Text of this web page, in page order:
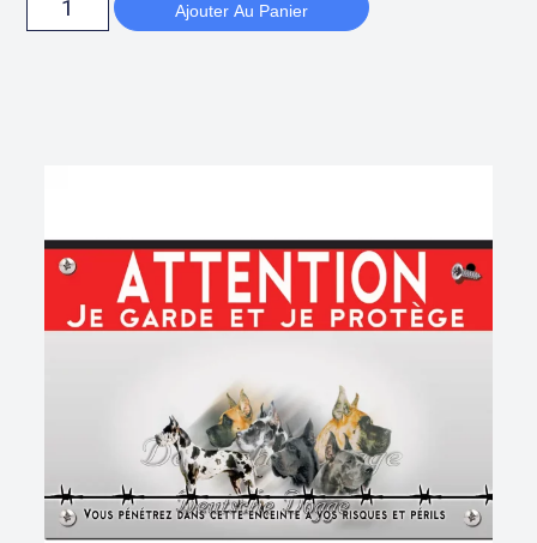
Ajouter Au Panier